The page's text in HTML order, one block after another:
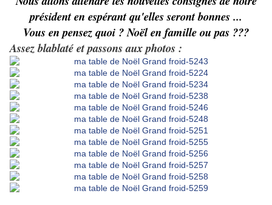
président en espérant qu'elles seront bonnes ...
Vous en pensez quoi ? Noël en famille ou pas ???
Assez blablaté et passons aux photos :